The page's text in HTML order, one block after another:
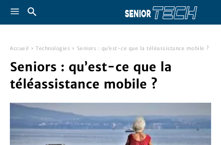
Accueil Technologies Seniors : qu’est-ce que la téléassistance mobile ?
Seniors : qu’est-ce que la
téléassistance mobile ?